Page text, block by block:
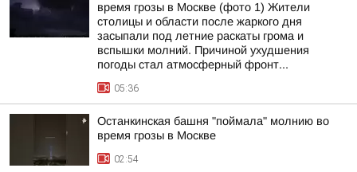
время грозы в Москве (фото 1) Жители
столицы и области после жаркого дня
засыпали под летние раскаты грома и
вспышки молний. Причиной ухудшения
погоды стал атмосферный фронт...
05:36
Останкинская башня "поймала" молнию во
время грозы в Москве
02:54